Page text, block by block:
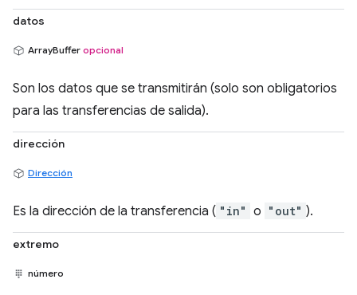
datos
ArrayBuffer opcional
Son los datos que se transmitirán (solo son obligatorios
para las transferencias de salida).
dirección
Dirección
Es la dirección de la transferencia ( "in" o "out" ).
extremo
número